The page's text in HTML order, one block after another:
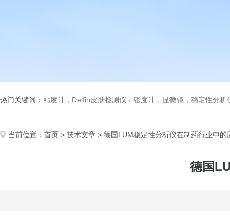
热门关键词： 粘度计，Delfin皮肤检测仪，密度计，显微镜，稳定性分
当前位置： 首页 > 技术文章 > 德国LUM稳定性分析仪在制药行业中的
德国